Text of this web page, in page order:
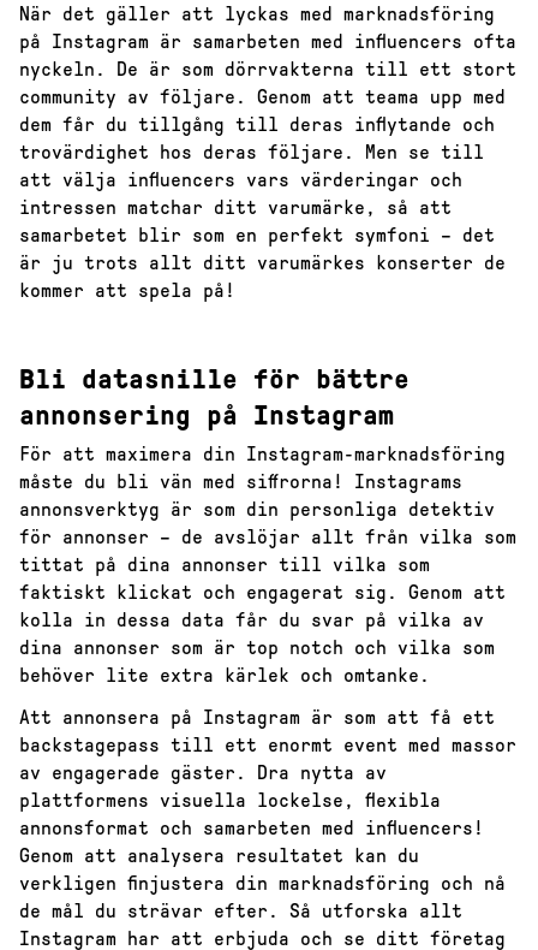
När det gäller att lyckas med marknadsföring
på Instagram är samarbeten med influencers ofta
nyckeln. De är som dörrvakterna till ett stort
community av följare. Genom att teama upp med
dem får du tillgång till deras inflytande och
trovärdighet hos deras följare. Men se till
att välja influencers vars värderingar och
intressen matchar ditt varumärke, så att
samarbetet blir som en perfekt symfoni – det
är ju trots allt ditt varumärkes konserter de
kommer att spela på!
Bli datasnille för bättre
annonsering på Instagram
För att maximera din Instagram-marknadsföring
måste du bli vän med siffrorna! Instagrams
annonsverktyg är som din personliga detektiv
för annonser – de avslöjar allt från vilka som
tittat på dina annonser till vilka som
faktiskt klickat och engagerat sig. Genom att
kolla in dessa data får du svar på vilka av
dina annonser som är top notch och vilka som
behöver lite extra kärlek och omtanke.
Att annonsera på Instagram är som att få ett
backstagepass till ett enormt event med massor
av engagerade gäster. Dra nytta av
plattformens visuella lockelse, flexibla
annonsformat och samarbeten med influencers!
Genom att analysera resultatet kan du
verkligen finjustera din marknadsföring och nå
de mål du strävar efter. Så utforska allt
Instagram har att erbjuda och se ditt företag